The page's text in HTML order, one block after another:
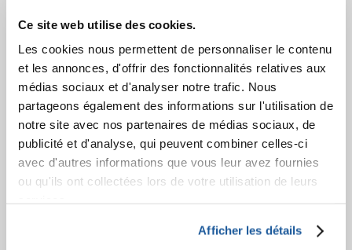
Ce site web utilise des cookies.
Les cookies nous permettent de personnaliser le contenu
et les annonces, d'offrir des fonctionnalités relatives aux
médias sociaux et d'analyser notre trafic. Nous
partageons également des informations sur l'utilisation de
notre site avec nos partenaires de médias sociaux, de
publicité et d'analyse, qui peuvent combiner celles-ci
avec d'autres informations que vous leur avez fournies
ou qu'ils ont collectées lors de votre utilisation de leurs
Afficher les détails
Connexion à votre compte
Informations sur la commande
Votre commande
APRÈS L'ACHAT
Factures
Garantie et service
Information sur le droit de rétractation